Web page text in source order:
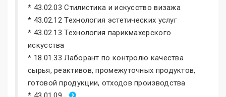
* 43.02.03 Стилистика и искусство визажа
* 43.02.12 Технология эстетических услуг
* 43.02.13 Технология парикмахерского
искусства
* 18.01.33 Лаборант по контролю качества
сырья, реактивов, промежуточных продуктов,
готовой продукции, отходов производства